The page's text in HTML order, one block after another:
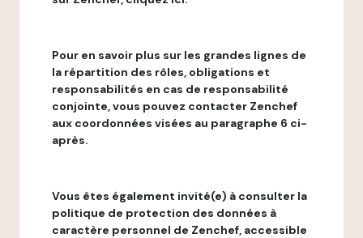
Pour en savoir plus sur les grandes lignes de
la répartition des rôles, obligations et
responsabilités en cas de responsabilité
conjointe, vous pouvez contacter Zenchef
aux coordonnées visées au paragraphe 6 ci-
après.
Vous êtes également invité(e) à consulter la
politique de protection des données à
caractère personnel de Zenchef, accessible